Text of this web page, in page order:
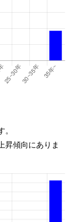
昇傾向にありま